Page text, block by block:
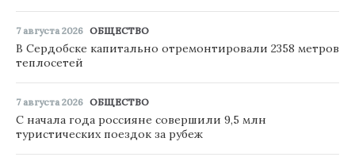
7 августа 2026 ОБЩЕСТВО
В Сердобске капитально отремонтировали 2358 метров
теплосетей
7 августа 2026 ОБЩЕСТВО
С начала года россияне совершили 9,5 млн
туристических поездок за рубеж